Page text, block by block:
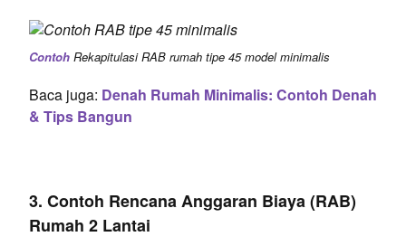
Contoh Rekapitulasi RAB rumah tipe 45 model minimalis
Baca juga: Denah Rumah Minimalis: Contoh Denah
& Tips Bangun
3. Contoh Rencana Anggaran Biaya (RAB)
Rumah 2 Lantai